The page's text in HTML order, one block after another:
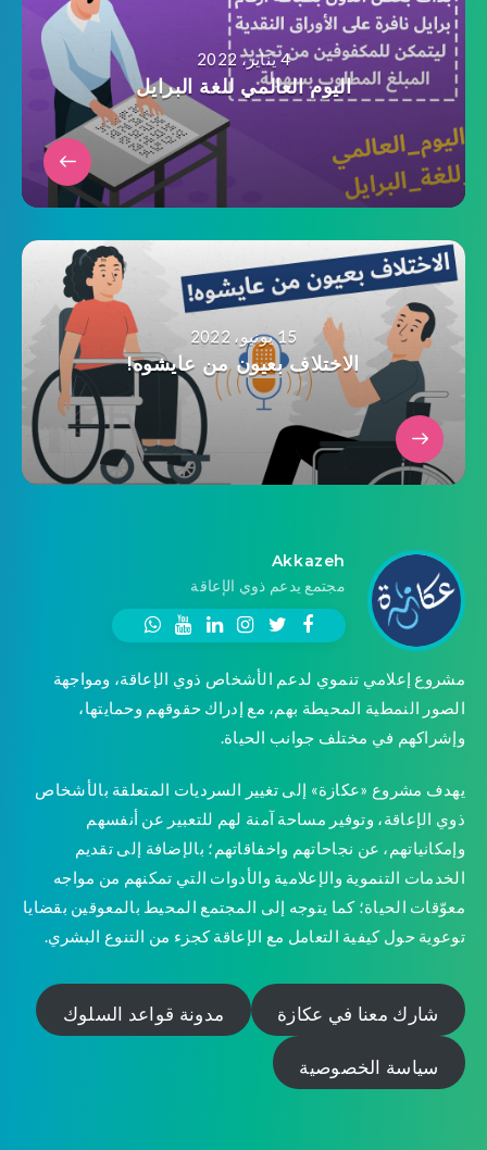
4 يناير، 2022
اليوم العالمي للغة البرايل
15 يونيو، 2022
الاختلاف بعيون من عايشوه!
Akkazeh
مجتمع يدعم ذوي الإعاقة
مشروع إعلامي تنموي لدعم الأشخاص ذوي الإعاقة، ومواجهة
الصور النمطية المحيطة بهم، مع إدراك حقوقهم وحمايتها،
وإشراكهم في مختلف جوانب الحياة.
يهدف مشروع «عكازة» إلى تغيير السرديات المتعلقة بالأشخاص
ذوي الإعاقة، وتوفير مساحة آمنة لهم للتعبير عن أنفسهم
وإمكانياتهم، عن نجاحاتهم واخفاقاتهم؛ بالإضافة إلى تقديم
الخدمات التنموية والإعلامية والأدوات التي تمكنهم من مواجه
معوّقات الحياة؛ كما يتوجه إلى المجتمع المحيط بالمعوقين بقضايا
توعوية حول كيفية التعامل مع الإعاقة كجزء من التنوع البشري.
شارك معنا في عكازة مدونة قواعد السلوك
سياسة الخصوصية